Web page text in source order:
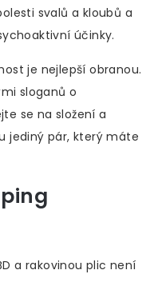
svalů a kloubů a
účinky.
je nejlepší obranou.
sloganů o
se na složení a
jediný pár, který máte
a rakovinou plic není